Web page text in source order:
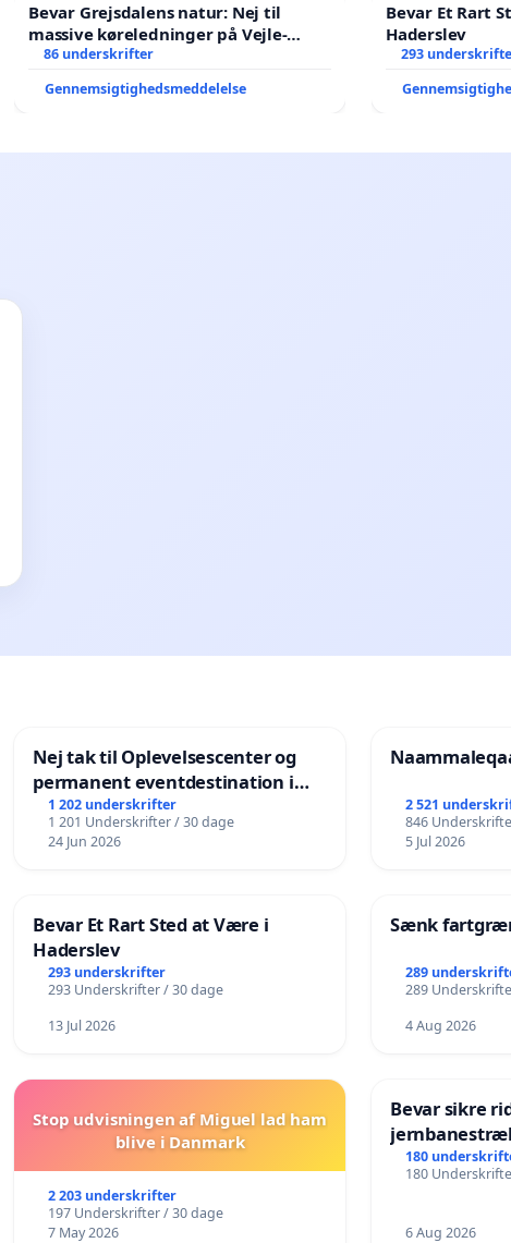
Bevar Grejsdalens natur: Nej til
massive køreledninger på Vejle-
Struer-banen
86 underskrifter
Gennemsigtighedsmeddelelse
Bevar Et Rart
Haderslev
293
Nej tak til Oplevelsescenter og
permanent eventdestination i
Vejby - Ja tak til et levende
lokalområde i balance
1 202 underskrifter
1 201 Underskrifter / 30 dage
24 Jun 2026
2 521
846
5 Jul 2026
Bevar Et Rart Sted at Være i
Haderslev
293 underskrifter
293 Underskrifter / 30 dage
13 Jul 2026
Sænk
289
289
4 Aug 2026
Stop udvisningen af Miguel lad ham
blive i Danmark
2 203 underskrifter
197 Underskrifter / 30 dage
7 May 2026
Bevar sikre
Kommune
180
180
6 Aug 2026